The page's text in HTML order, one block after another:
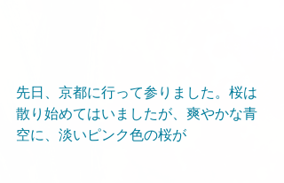
先日、京都に行って参りました。桜は
散り始めてはいましたが、爽やかな青
空に、淡いピンク色の桜が